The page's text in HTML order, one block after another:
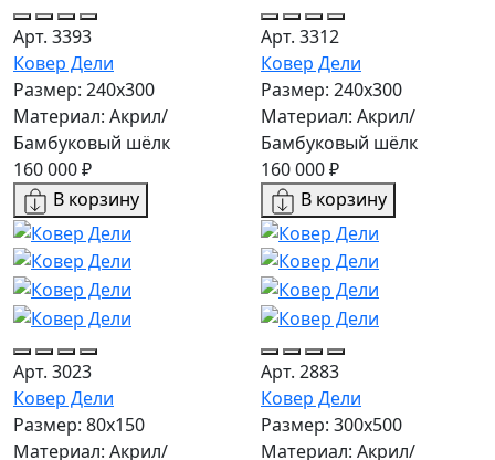
Арт. 3393
Ковер Дели
Размер: 240х300
Материал: Акрил/
Бамбуковый шёлк
160 000 ₽
В корзину
Арт. 3312
Ковер Дели
Размер: 240х300
Материал: Акрил/
Бамбуковый шёлк
160 000 ₽
В корзину
Арт. 3023
Ковер Дели
Размер: 80x150
Материал: Акрил/
Арт. 2883
Ковер Дели
Размер: 300х500
Материал: Акрил/